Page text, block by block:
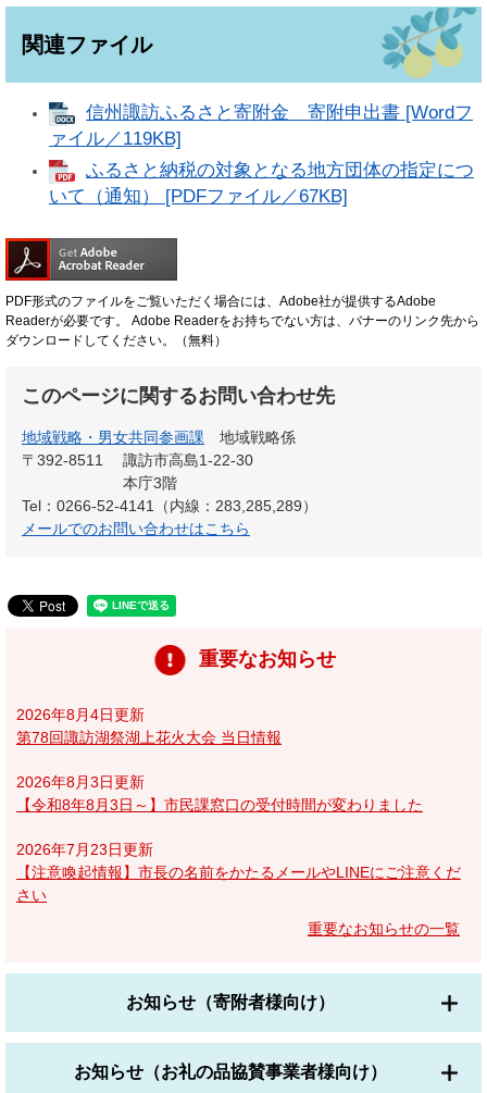
関連ファイル
信州諏訪ふるさと寄附金 寄附申出書 [Wordフ
ァイル／119KB]
ふるさと納税の対象となる地方団体の指定につ
いて（通知） [PDFファイル／67KB]
PDF形式のファイルをご覧いただく場合には、Adobe社が提供するAdobe
Readerが必要です。
Adobe Readerをお持ちでない方は、バナーのリンク先から
ダウンロードしてください。（無料）
このページに関するお問い合わせ先
地域戦略・男女共同参画課
地域戦略係
〒392-8511
諏訪市高島1-22-30
本庁3階
Tel：0266-52-4141（内線：283,285,289）
メールでのお問い合わせはこちら
重要なお知らせ
2026年8月4日更新
第78回諏訪湖祭湖上花火大会 当日情報
2026年8月3日更新
【令和8年8月3日～】市民課窓口の受付時間が変わりました
2026年7月23日更新
【注意喚起情報】市長の名前をかたるメールやLINEにご注意くだ
さい
重要なお知らせの一覧
お知らせ（寄附者様向け）
お知らせ（お礼の品協賛事業者様向け）